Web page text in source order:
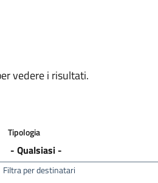
vedere i risultati.
Tipologia
Filtra per destinatari